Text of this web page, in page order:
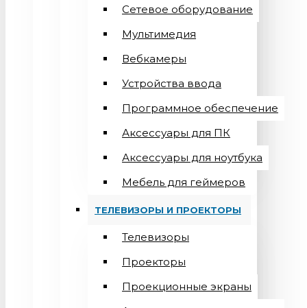
Сетевое оборудование
Мультимедия
Вебкамеры
Устройства ввода
Программное обеспечение
Аксессуары для ПК
Аксессуары для ноутбука
Мебель для геймеров
ТЕЛЕВИЗОРЫ И ПРОЕКТОРЫ
Телевизоры
Проекторы
Проекционные экраны